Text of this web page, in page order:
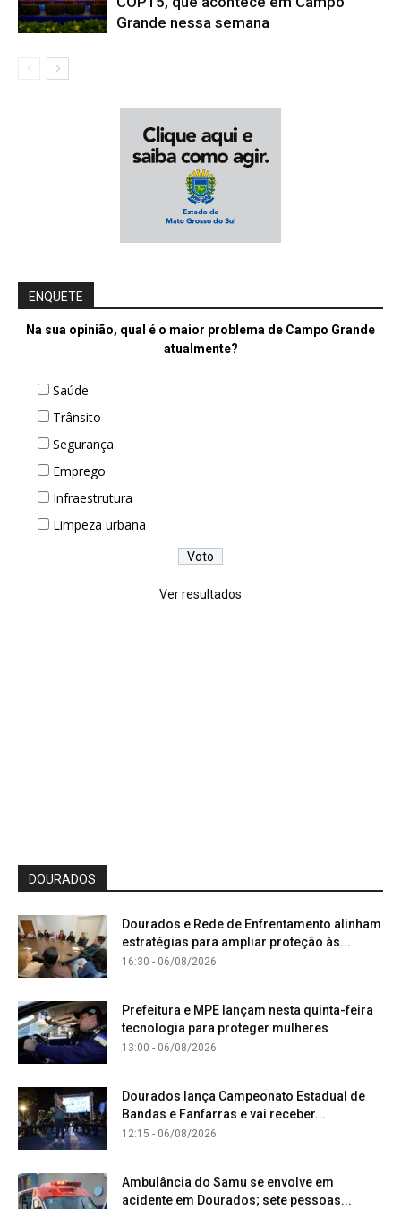
Grande nessa semana
ENQUETE
Na sua opinião, qual é o maior problema de Campo Grande
atualmente?
Saúde
Trânsito
Segurança
Emprego
Infraestrutura
Limpeza urbana
Ver resultados
DOURADOS
Dourados e Rede de Enfrentamento alinham
estratégias para ampliar proteção às...
16:30 - 06/08/2026
Prefeitura e MPE lançam nesta quinta-feira
tecnologia para proteger mulheres
13:00 - 06/08/2026
Dourados lança Campeonato Estadual de
Bandas e Fanfarras e vai receber...
12:15 - 06/08/2026
Ambulância do Samu se envolve em
acidente em Dourados; sete pessoas...